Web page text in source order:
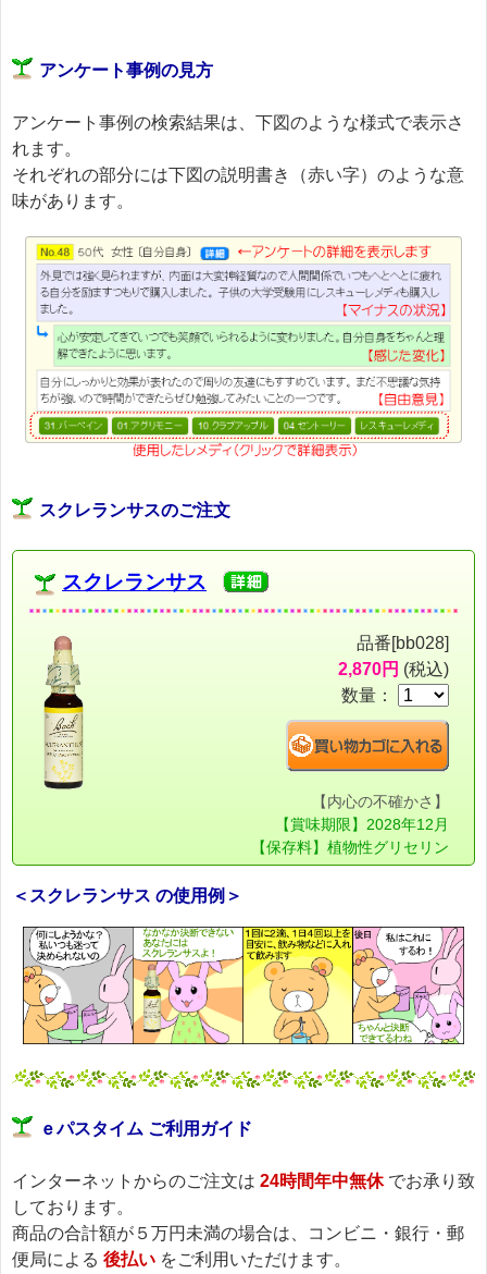
アンケート事例の見方
アンケート事例の検索結果は、下図のような様式で表示さ
れます。
それぞれの部分には下図の説明書き（赤い字）のような意
味があります。
スクレランサスのご注文
スクレランサス
品番[bb028]
2,870円 (税込)
数量：
【内心の不確かさ】
【賞味期限】2028年12月
【保存料】植物性グリセリン
＜スクレランサス の使用例＞
ｅパスタイム ご利用ガイド
インターネットからのご注文は 24時間年中無休でお承り致
しております。
商品の合計額が５万円未満の場合は、コンビニ・銀行・郵
便局による 後払い をご利用いただけます。